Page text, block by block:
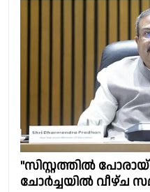
"സിസ്റ്റത്തിൽ
ചോർച്ചയിൽ വീഴ്ച